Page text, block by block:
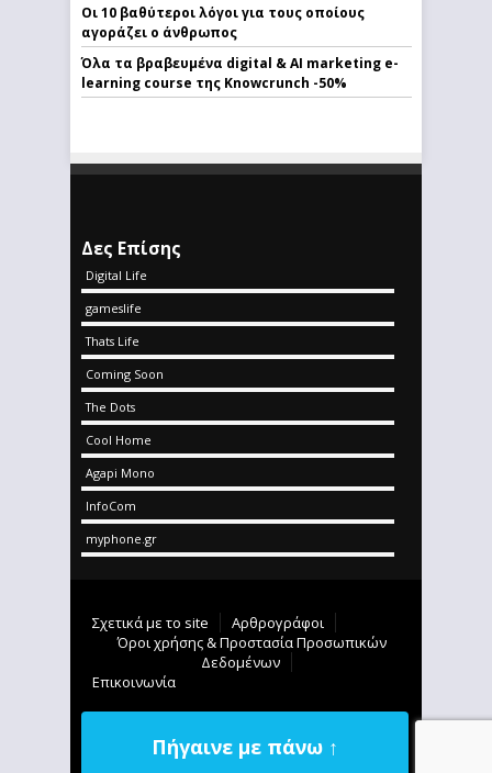
Οι 10 βαθύτεροι λόγοι για τους οποίους
αγοράζει ο άνθρωπος
Όλα τα βραβευμένα digital & AI marketing e-
learning course της Knowcrunch -50%
Δες Επίσης
Digital Life
gameslife
Thats Life
Coming Soon
The Dots
Cool Home
Agapi Mono
InfoCom
myphone.gr
Σχετικά με το site
Αρθρογράφοι
Όροι χρήσης & Προστασία Προσωπικών
Δεδομένων
Επικοινωνία
Πήγαινε με πάνω ↑